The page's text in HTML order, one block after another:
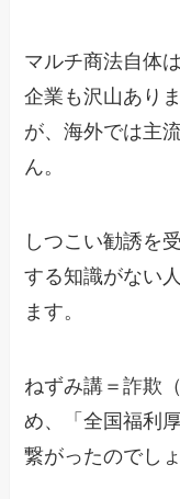
マルチ商法自体
企業も沢山あり
が、海外では主
ん。
しつこい勧誘を
する知識がない
ます。
ねずみ講＝詐欺
め、「全国福利
繋がったのでしょ